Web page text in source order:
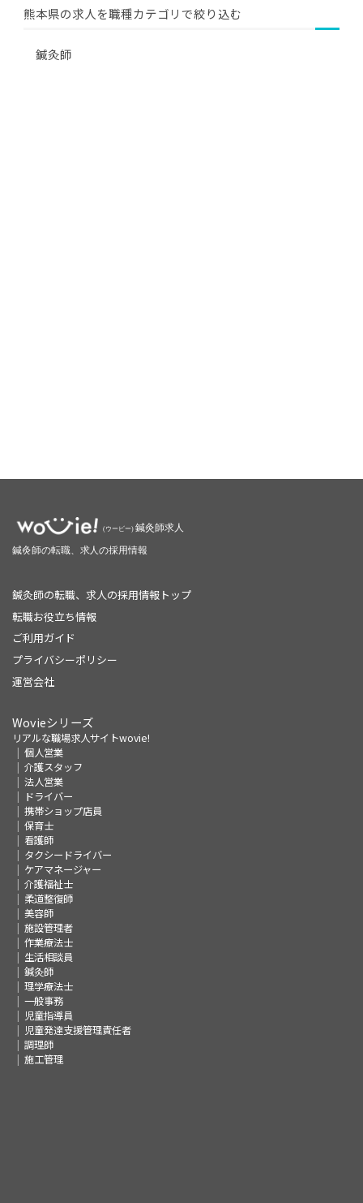
熊本県の求人を職種カテゴリで絞り込む
鍼灸師
鍼灸師の転職、求人の採用情報トップ
転職お役立ち情報
ご利用ガイド
プライバシーポリシー
運営会社
Wovieシリーズ
リアルな職場求人サイトwovie!
個人営業
介護スタッフ
法人営業
ドライバー
携帯ショップ店員
保育士
看護師
タクシードライバー
ケアマネージャー
介護福祉士
柔道整復師
美容師
施設管理者
作業療法士
生活相談員
鍼灸師
理学療法士
一般事務
児童指導員
児童発達支援管理責任者
調理師
施工管理